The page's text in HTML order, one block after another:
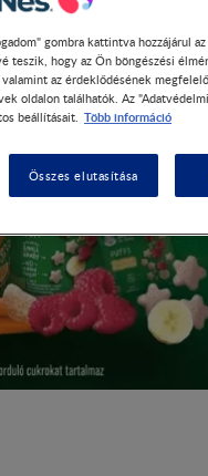
gombra kattintva hozzájárul
teszik, hogy az Ön böngészési
az érdeklődésének
oldalon találhatók. Az
beállításait. Több információ
Összes elutasítása